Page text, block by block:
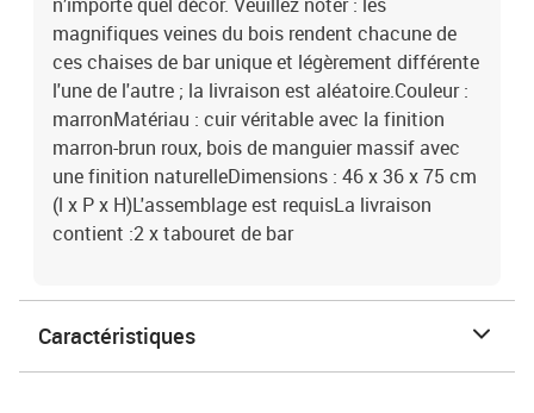
magnifiques veines du bois rendent chacune de
ces chaises de bar unique et légèrement différente
l'une de l'autre ; la livraison est aléatoire.Couleur :
marronMatériau : cuir véritable avec la finition
marron-brun roux, bois de manguier massif avec
une finition naturelleDimensions : 46 x 36 x 75 cm
(l x P x H)L'assemblage est requisLa livraison
contient :2 x tabouret de bar
Caractéristiques